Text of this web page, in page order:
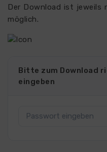
Der Download ist jeweils
möglich.
Bitte zum Download
eingeben